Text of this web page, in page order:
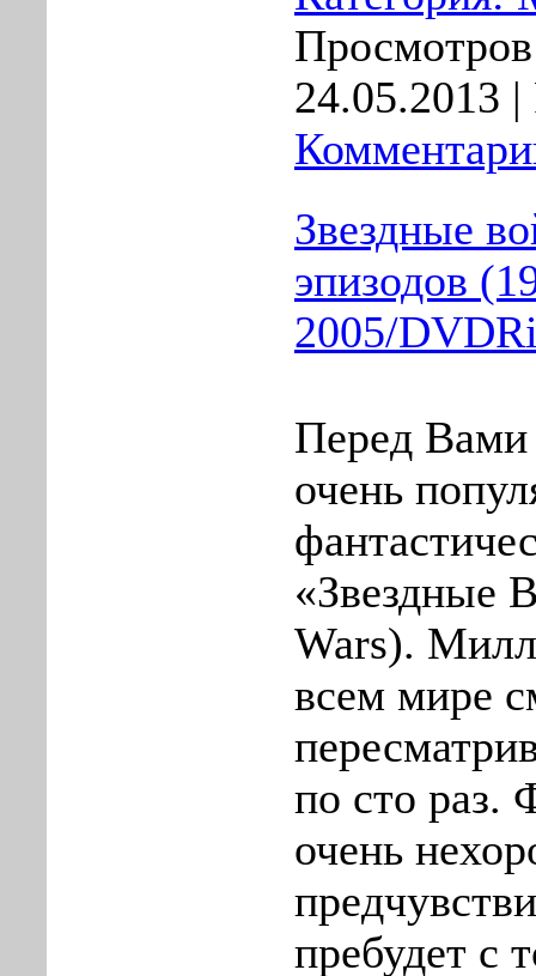
24.05.2013 |
Звездные
эпизодов
2005/
Перед Вами
очень
«Звездные
Wars).
всем мире
по сто раз.
очень
пребудет с